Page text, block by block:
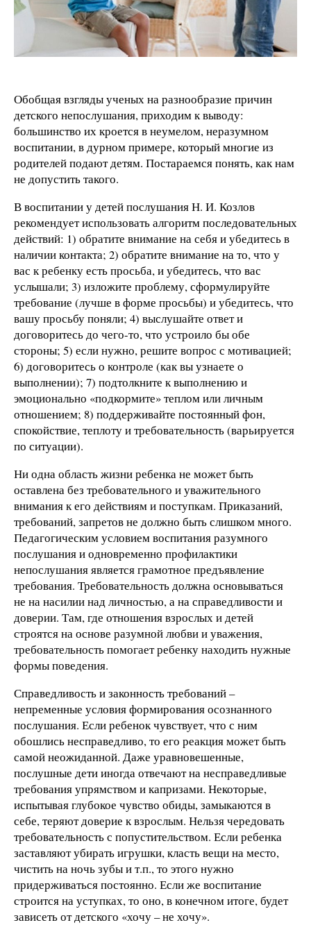
Обобщая взгляды ученых на разнообразие причин
детского непослушания, приходим к выводу:
большинство их кроется в неумелом, неразумном
воспитании, в дурном примере, который многие из
родителей подают детям. Постараемся понять, как нам
не допустить такого.
В воспитании у детей послушания Н. И. Козлов
рекомендует использовать алгоритм последовательных
действий: 1) обратите внимание на себя и убедитесь в
наличии контакта; 2) обратите внимание на то, что у
вас к ребенку есть просьба, и убедитесь, что вас
услышали; 3) изложите проблему, сформулируйте
требование (лучше в форме просьбы) и убедитесь, что
вашу просьбу поняли; 4) выслушайте ответ и
договоритесь до чего-то, что устроило бы обе
стороны; 5) если нужно, решите вопрос с мотивацией;
6) договоритесь о контроле (как вы узнаете о
выполнении); 7) подтолкните к выполнению и
эмоционально «подкормите» теплом или личным
отношением; 8) поддерживайте постоянный фон,
спокойствие, теплоту и требовательность (варьируется
по ситуации).
Ни одна область жизни ребенка не может быть
оставлена без требовательного и уважительного
внимания к его действиям и поступкам. Приказаний,
требований, запретов не должно быть слишком много.
Педагогическим условием воспитания разумного
послушания и одновременно профилактики
непослушания является грамотное предъявление
требования. Требовательность должна основываться
не на насилии над личностью, а на справедливости и
доверии. Там, где отношения взрослых и детей
строятся на основе разумной любви и уважения,
требовательность помогает ребенку находить нужные
формы поведения.
Справедливость и законность требований –
непременные условия формирования осознанного
послушания. Если ребенок чувствует, что с ним
обошлись несправедливо, то его реакция может быть
самой неожиданной. Даже уравновешенные,
послушные дети иногда отвечают на несправедливые
требования упрямством и капризами. Некоторые,
испытывая глубокое чувство обиды, замыкаются в
себе, теряют доверие к взрослым. Нельзя чередовать
требовательность с попустительством. Если ребенка
заставляют убирать игрушки, класть вещи на место,
чистить на ночь зубы и т.п., то этого нужно
придерживаться постоянно. Если же воспитание
строится на уступках, то оно, в конечном итоге, будет
зависеть от детского «хочу – не хочу».